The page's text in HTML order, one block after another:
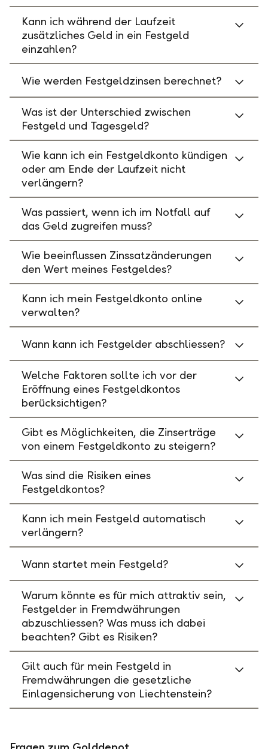
Kann ich während der Laufzeit
zusätzliches Geld in ein Festgeld
einzahlen?
Wie werden Festgeldzinsen berechnet?
Was ist der Unterschied zwischen
Festgeld und Tagesgeld?
Wie kann ich ein Festgeldkonto kündigen
oder am Ende der Laufzeit nicht
verlängern?
Was passiert, wenn ich im Notfall auf
das Geld zugreifen muss?
Wie beeinflussen Zinssatzänderungen
den Wert meines Festgeldes?
Kann ich mein Festgeldkonto online
verwalten?
Wann kann ich Festgelder abschliessen?
Welche Faktoren sollte ich vor der
Eröffnung eines Festgeldkontos
berücksichtigen?
Gibt es Möglichkeiten, die Zinserträge
von einem Festgeldkonto zu steigern?
Was sind die Risiken eines
Festgeldkontos?
Kann ich mein Festgeld automatisch
verlängern?
Wann startet mein Festgeld?
Warum könnte es für mich attraktiv sein,
Festgelder in Fremdwährungen
abzuschliessen? Was muss ich dabei
beachten? Gibt es Risiken?
Gilt auch für mein Festgeld in
Fremdwährungen die gesetzliche
Einlagensicherung von Liechtenstein?